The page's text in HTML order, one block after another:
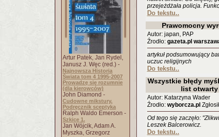
Artur Patek, Jan Rydel,
Janusz J. Węc (red.) -
Najnowsza Historia
Świata tom 4 1995-2007
Prowadzę się rozumnie
(dla kierowców)
John Diamond -
Cudowne mikstury.
Podręcznik sceptyka
Ralph Waldo Emerson -
Szkice 1.
Jan Wójcik, Adam A.
Myszka, Grzegorz
przejeżdżała policja.
Do tekstu..
Prawomocny
Autor: japan, PAP
Źrodło: gazeta.pl
artykuł podsumowujący
uczuc religijnych
Do tekstu..
Wszystkie błędy
list
Autor: Katarzyna Wader
Źrodło: wyborcza.pl
Od tego się zaczęło:
Leszek Balcerowicz.
Do tekstu..